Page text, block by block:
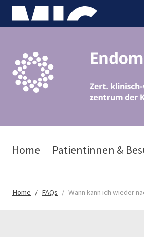
Home Patientinnen &
Home FAQs Wann kann ich wieder